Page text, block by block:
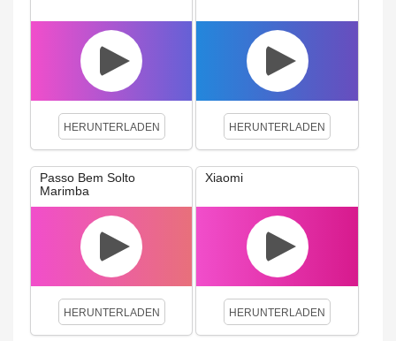
HERUNTERLADEN HERUNTERLADEN
Passo Bem Solto
Marimba
HERUNTERLADEN
Xiaomi
HERUNTERLADEN